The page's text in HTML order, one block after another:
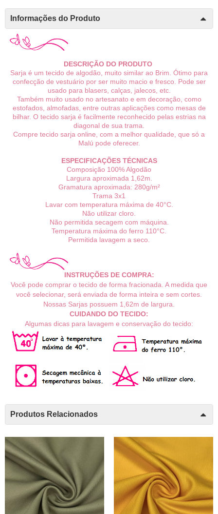
Informações do Produto
DESCRIÇÃO DO PRODUTO
Sarja é um tecido de algodão, muito similar ao Brim. Ótimo para
confecção de vestuário por ser muito macio e fresco. Pode ser
usado para blasers, calças, jalecos, etc.
Também muito usado no artesanato e em decoração, como
estofados, almofadas, entre outras aplicações como mesas de
bilhar. O tecido sarja é facilmente reconhecido pelas estrias na
diagonal de sua trama.
Compre tecido sarja online, com a melhor qualidade, que só a
Malú pode oferecer.
ESPECIFICAÇÕES TÉCNICAS
Composição 100% Algodão
Largura aproximada 1,62m.
Gramatura aproximada: 280g/m²
Trama 3x1
Lavar com temperatura máxima de 40°C.
Não utilizar cloro.
Não permitida secagem com máquina.
Temperatura máxima do ferro 110°C.
Permitida lavagem a seco.
INSTRUÇÕES DE COMPRA:
Você pode comprar o tecido de forma fracionada. A medida que
você selecionar, será enviada de forma inteira e sem cortes.
Nossas Sarjas possuem 1,62m de largura.
CUIDANDO DO TECIDO:
Algumas dicas para lavagem e conservação do tecido:
Produtos Relacionados